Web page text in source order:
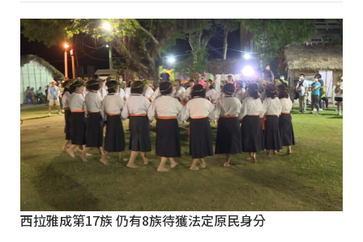
西拉雅成第17族 仍有8族待獲法定原民身分